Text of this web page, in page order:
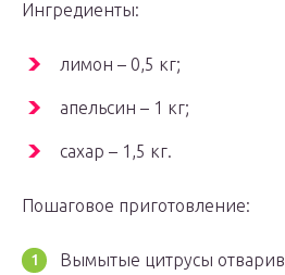
Ингредиенты:
лимон – 0,5 кг;
апельсин – 1 кг;
сахар – 1,5 кг.
Пошаговое приготовление:
Вымытые цитрусы